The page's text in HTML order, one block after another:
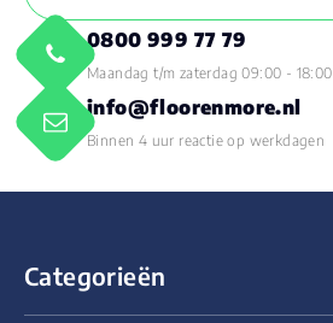
0800 999 77 79
Maandag t/m zaterdag 09:00 - 18:00
info@floorenmore.nl
Binnen 4 uur reactie op werkdagen
Categorieën